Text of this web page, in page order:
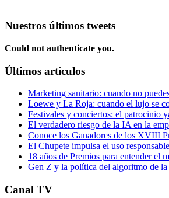
Nuestros últimos tweets
Could not authenticate you.
Últimos artículos
Marketing sanitario: cuando no
Loewe y La Roja: cuando el lujo se
Festivales y conciertos: el patrocinio
El verdadero riesgo de la IA en la
Conoce los Ganadores de los XVIII
El Chupete impulsa el uso
18 años de Premios para entender el
Gen Z y la política del algoritmo de la
Canal TV